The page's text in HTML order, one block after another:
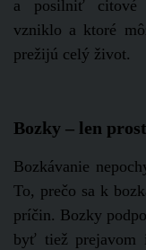
a posilniť citové
vzniklo a ktoré
prežijú celý život.
Bozky – len
Bozkávanie
To, prečo sa k
príčin. Bozky
byť tiež prejavom